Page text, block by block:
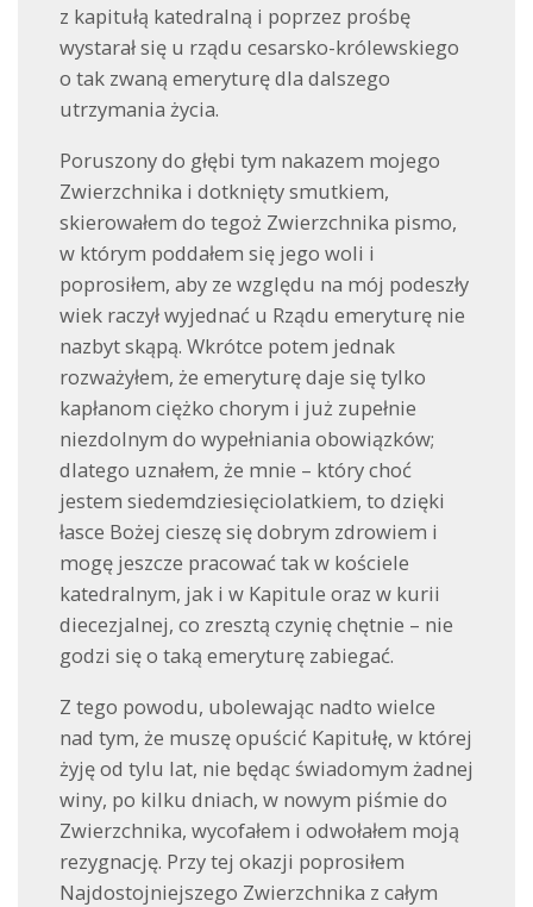
z kapitułą katedralną i poprzez prośbę
wystarał się u rządu cesarsko-królewskiego
o tak zwaną emeryturę dla dalszego
utrzymania życia.
Poruszony do głębi tym nakazem mojego
Zwierzchnika i dotknięty smutkiem,
skierowałem do tegoż Zwierzchnika pismo,
w którym poddałem się jego woli i
poprosiłem, aby ze względu na mój podeszły
wiek raczył wyjednać u Rządu emeryturę nie
nazbyt skąpą. Wkrótce potem jednak
rozważyłem, że emeryturę daje się tylko
kapłanom ciężko chorym i już zupełnie
niezdolnym do wypełniania obowiązków;
dlatego uznałem, że mnie – który choć
jestem siedemdziesięciolatkiem, to dzięki
łasce Bożej cieszę się dobrym zdrowiem i
mogę jeszcze pracować tak w kościele
katedralnym, jak i w Kapitule oraz w kurii
diecezjalnej, co zresztą czynię chętnie – nie
godzi się o taką emeryturę zabiegać.
Z tego powodu, ubolewając nadto wielce
nad tym, że muszę opuścić Kapitułę, w której
żyję od tylu lat, nie będąc świadomym żadnej
winy, po kilku dniach, w nowym piśmie do
Zwierzchnika, wycofałem i odwołałem moją
rezygnację. Przy tej okazji poprosiłem
Najdostojniejszego Zwierzchnika z całym